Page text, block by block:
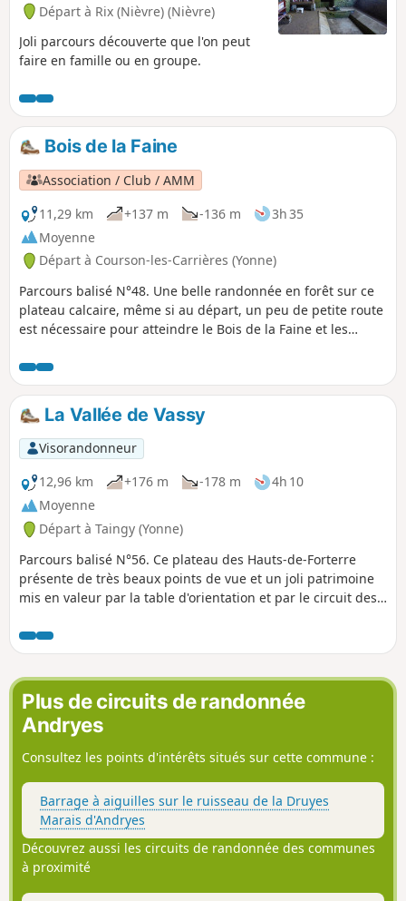
Départ à Rix (Nièvre) (Nièvre)
Joli parcours découverte que l'on peut
faire en famille ou en groupe.
Bois de la Faine
Association / Club / AMM
11,29 km
+137 m -136 m
3h 35
Moyenne
Départ à Courson-les-Carrières (Yonne)
Parcours balisé N°48. Une belle randonnée en forêt sur ce
plateau calcaire, même si au départ, un peu de petite route
est nécessaire pour atteindre le Bois de la Faine et les
de bois et en spécimens de chênes et de hêtres et n'a pas à
rougir de la Forêt de Frétoy, sa voisine toute proche.
La Vallée de Vassy
Visorandonneur
12,96 km
+176 m -178 m
4h 10
Moyenne
Départ à Taingy (Yonne)
Parcours balisé N°56. Ce plateau des Hauts-de-Forterre
présente de très beaux points de vue et un joli patrimoine
mis en valeur par la table d'orientation et par le circuit des
Plus de circuits de randonnée
Andryes
Consultez les points d'intérêts situés sur cette commune :
Barrage à aiguilles sur le ruisseau de la Druyes
Marais d'Andryes
Découvrez aussi les circuits de randonnée des communes
à proximité